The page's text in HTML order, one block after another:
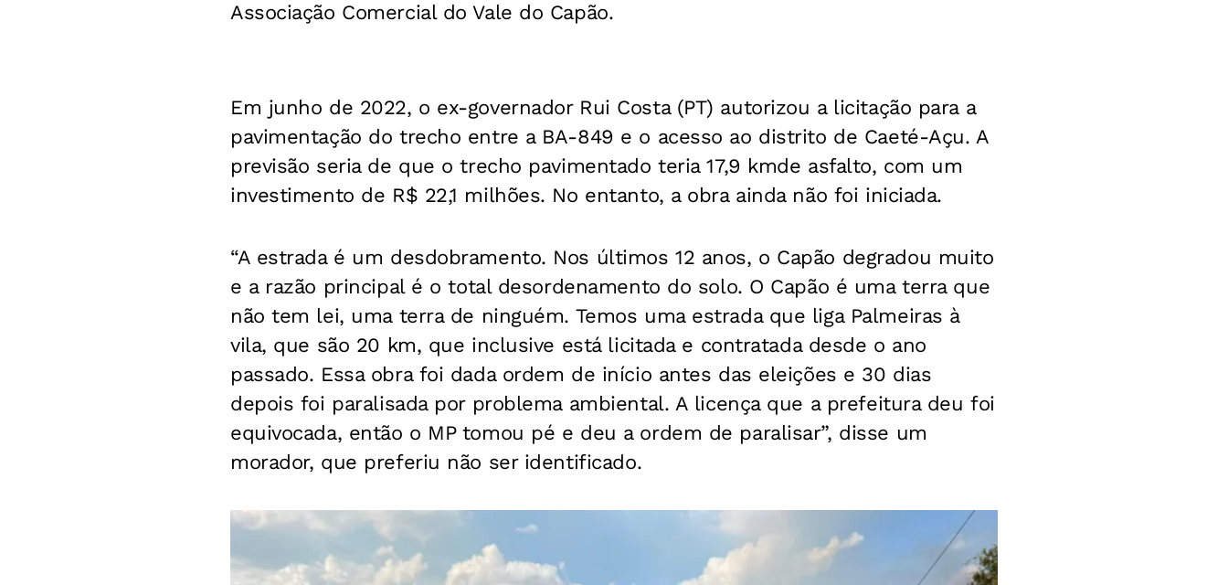
Associação Comercial do Vale do Capão.
Em junho de 2022, o ex-governador Rui Costa (PT) autorizou a licitação para a
pavimentação do trecho entre a BA-849 e o acesso ao distrito de Caeté-Açu. A
previsão seria de que o trecho pavimentado teria 17,9 kmde asfalto, com um
investimento de R$ 22,1 milhões. No entanto, a obra ainda não foi iniciada.
“A estrada é um desdobramento. Nos últimos 12 anos, o Capão degradou muito
e a razão principal é o total desordenamento do solo. O Capão é uma terra que
não tem lei, uma terra de ninguém. Temos uma estrada que liga Palmeiras à
vila, que são 20 km, que inclusive está licitada e contratada desde o ano
passado. Essa obra foi dada ordem de início antes das eleições e 30 dias
depois foi paralisada por problema ambiental. A licença que a prefeitura deu foi
equivocada, então o MP tomou pé e deu a ordem de paralisar”, disse um
morador, que preferiu não ser identificado.